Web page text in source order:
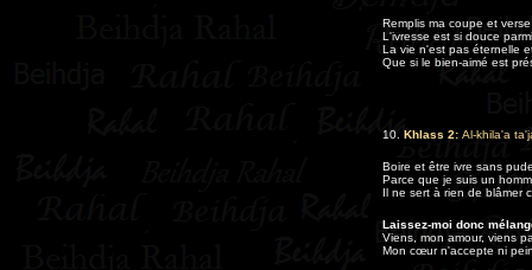
Remplis ma coupe et
L'ivresse est si douce
La vie n'est pas éternelle
Que si le bien-aimé est
10. Khlass 2: Al-khila'a
Boire et être ivre sans
Parce que je suis un
Il ne sert à rien de blâmer
Laissez-moi donc
Viens, mon amour, viens
Mon cœur n'accepte ni